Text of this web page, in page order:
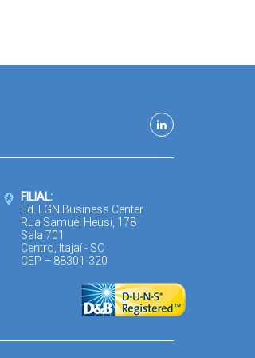
FILIAL:
Ed. LGN Business Center
Rua Samuel Heusi, 178
Sala 701
Centro, Itajaí - SC
CEP – 88301-320